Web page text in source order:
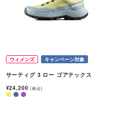
ウィメンズ キャンペーン対象
サーティグ 3 ロー ゴアテックス
¥24,200(税込)